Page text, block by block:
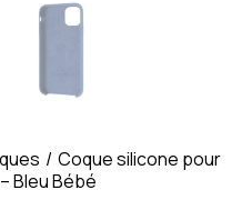
Coque silicone pour
Bleu Bébé